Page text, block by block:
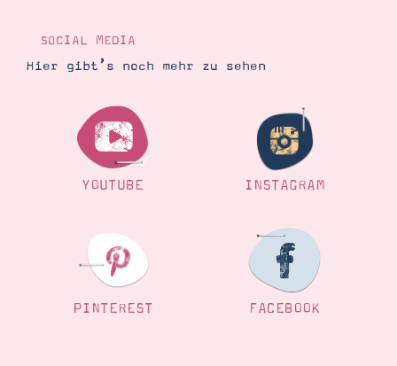
SOCIAL MEDIA
Hier gibt’s noch mehr zu sehen
YOUTUBE INSTAGRAM
PINTEREST FACEBOOK